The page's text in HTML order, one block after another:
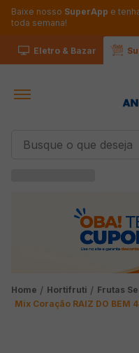
Baixe nosso SuperApp e
toda semana!
Eletro & Bazar
Hortifruti
Frutas
Mix Coração RAIZ DO BEM